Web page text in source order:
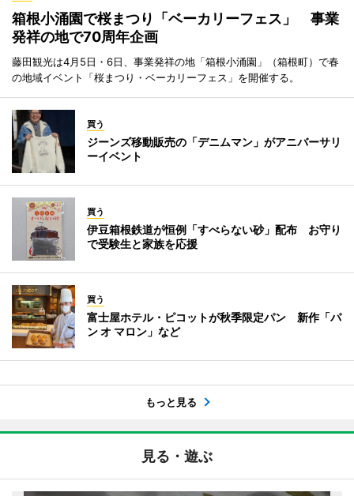
箱根小涌園で桜まつり「ベーカリーフェス」 事業
発祥の地で70周年企画
藤田観光は4月5日・6日、事業発祥の地「箱根小涌園」（箱根町）で春
の地域イベント「桜まつり・ベーカリーフェス」を開催する。
買う
ジーンズ移動販売の「デニムマン」がアニバーサリ
ーイベント
買う
伊豆箱根鉄道が恒例「すべらない砂」配布 お守り
で受験生と家族を応援
買う
富士屋ホテル・ピコットが秋季限定パン 新作「パ
ン オ マロン」など
もっと見る
見る・遊ぶ